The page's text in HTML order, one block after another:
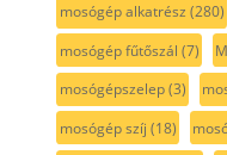
mosógép alkatrész (280)
mosógép fűtőszál (7)
mosógépszelep(3)
mosógép szíj (18)